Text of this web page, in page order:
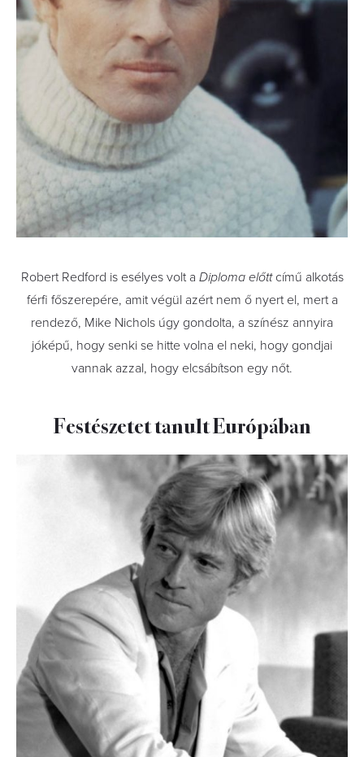
Robert Redford is esélyes volt a Diploma előttcímű alkotás
férfi főszerepére, amit végül azért nem ő nyert el, mert a
rendező, Mike Nichols úgy gondolta, a színész annyira
jóképű, hogy senki se hitte volna el neki, hogy gondjai
vannak azzal, hogy elcsábítson egy nőt.
Festészetet tanult Európában